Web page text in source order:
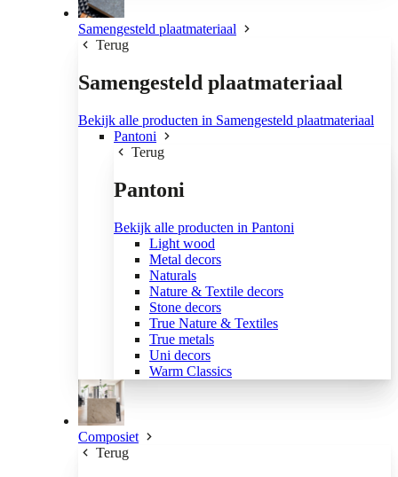
Samengesteld plaatmateriaal
Terug
Samengesteld plaatmateriaal
Bekijk alle producten in Samengesteld plaatmateriaal
Pantoni
Terug
Pantoni
Bekijk alle producten in Pantoni
Light wood
Metal decors
Naturals
Nature & Textile decors
Stone decors
True Nature & Textiles
True metals
Uni decors
Warm Classics
Composiet
Terug